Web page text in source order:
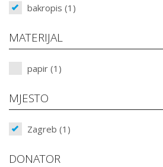
bakropis (1)
MATERIJAL
papir (1)
MJESTO
Zagreb (1)
DONATOR